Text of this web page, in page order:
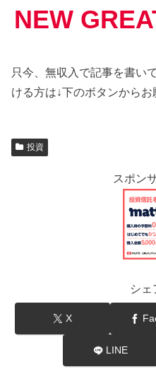
NEW
只今、無収入で記事を書い
ける方は↓下のボタンからお
投資
スポン
シェ
X
LINE